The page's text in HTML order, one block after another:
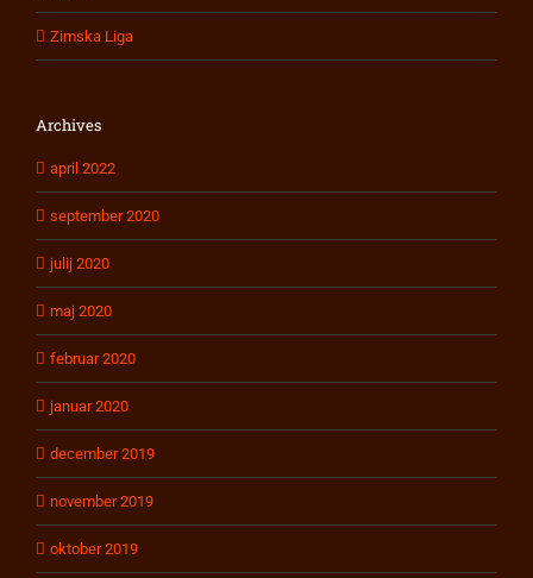
Zimska Liga
Archives
april 2022
september 2020
julij 2020
maj 2020
februar 2020
januar 2020
december 2019
november 2019
oktober 2019